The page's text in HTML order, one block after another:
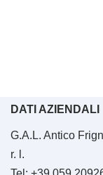
DATI AZIENDALI
G.A.L. Antico
r. l.